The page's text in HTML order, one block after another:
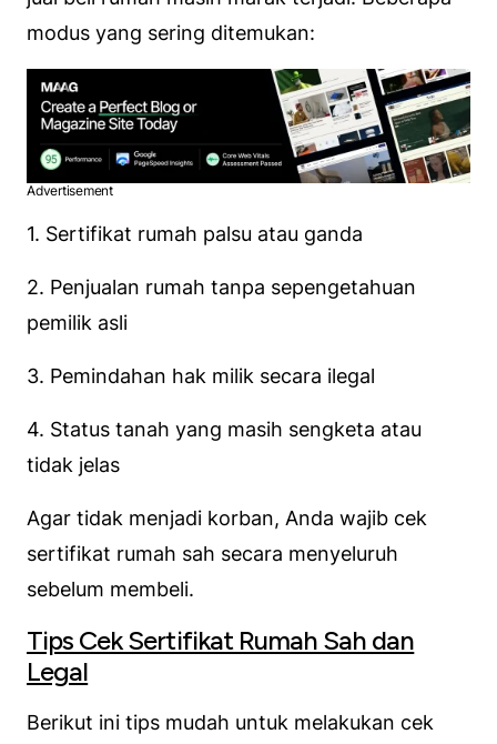
modus yang sering ditemukan:
Advertisement
1. Sertifikat rumah palsu atau ganda
2. Penjualan rumah tanpa sepengetahuan
pemilik asli
3. Pemindahan hak milik secara ilegal
4. Status tanah yang masih sengketa atau
tidak jelas
Agar tidak menjadi korban, Anda wajib cek
sertifikat rumah sah secara menyeluruh
sebelum membeli.
Tips Cek Sertifikat Rumah Sah dan
Legal
Berikut ini tips mudah untuk melakukan cek